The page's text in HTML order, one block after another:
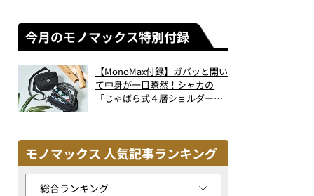
今月のモノマックス特別付録
【MonoMax付録】ガバッと開い
て中身が一目瞭然！シャカの
「じゃばら式４層ショルダーバ
モノマックス 人気記事ランキング